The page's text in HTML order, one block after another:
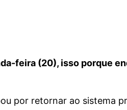
feira (20), isso porque
por retornar ao sistema